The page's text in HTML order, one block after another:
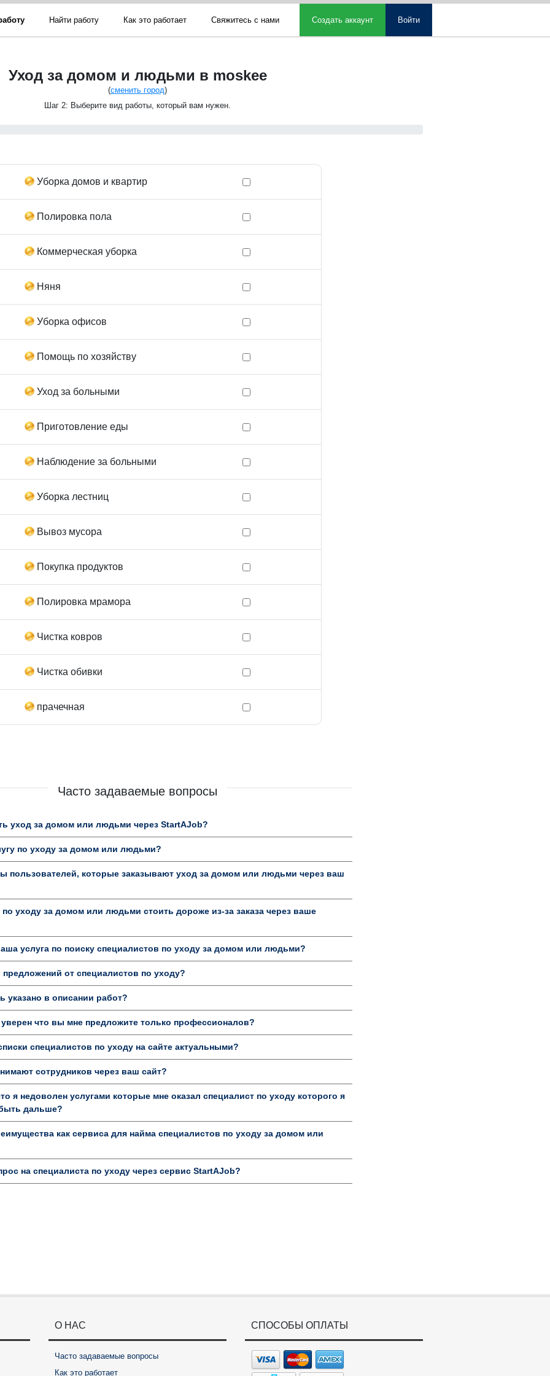
Найти работу Как это работает Свяжитесь с нами Создать аккаунт Войти
Уход за домом и людьми в moskee
(сменить город)
Шаг 2: Выберите вид работы, который вам нужен.
Уборка домов и квартир
Полировка пола
Коммерческая уборка
Няня
Уборка офисов
Помощь по хозяйству
Уход за больными
Приготовление еды
Наблюдение за больными
Уборка лестниц
Вывоз мусора
Покупка продуктов
Полировка мрамора
Чистка ковров
Чистка обивки
прачечная
Часто задаваемые вопросы
уход за домом или людьми через StartAJob?
по уходу за домом или людьми?
пользователей, которые заказывают уход за домом или людьми через ваш
по уходу за домом или людьми стоить дороже из-за заказа через ваше
услуга по поиску специалистов по уходу за домом или людьми?
предложений от специалистов по уходу?
указано в описании работ?
что вы мне предложите только профессионалов?
специалистов по уходу на сайте актуальными?
сотрудников через ваш сайт?
я недоволен услугами которые мне оказал специалист по уходу которого я
дальше?
как сервиса для найма специалистов по уходу за домом или
на специалиста по уходу через сервис StartAJob?
О НАС
Часто задаваемые вопросы
Как это работает
СПОСОБЫ ОПЛАТЫ